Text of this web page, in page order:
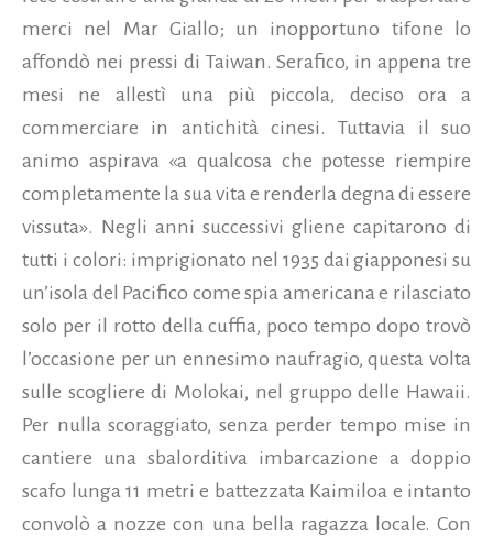
merci nel Mar Giallo; un inopportuno tifone lo
affondò nei pressi di Taiwan. Serafico, in appena tre
mesi ne allestì una più piccola, deciso ora a
commerciare in antichità cinesi. Tuttavia il suo
animo aspirava «a qualcosa che potesse riempire
completamente la sua vita e renderla degna di essere
vissuta». Negli anni successivi gliene capitarono di
tutti i colori: imprigionato nel 1935 dai giapponesi su
un’isola del Pacifico come spia americana e rilasciato
solo per il rotto della cuffia, poco tempo dopo trovò
l’occasione per un ennesimo naufragio, questa volta
sulle scogliere di Molokai, nel gruppo delle Hawaii.
Per nulla scoraggiato, senza perder tempo mise in
cantiere una sbalorditiva imbarcazione a doppio
scafo lunga 11 metri e battezzata Kaimiloa e intanto
convolò a nozze con una bella ragazza locale. Con